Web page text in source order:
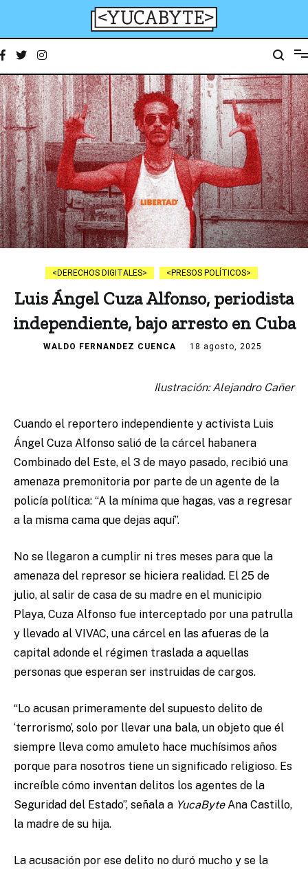
YucaByte
DERECHOS DIGITALES PRESOS POLÍTICOS
Luis Ángel Cuza Alfonso, periodista
independiente, bajo arresto en Cuba
WALDO FERNANDEZ CUENCA 18 agosto, 2025
Ilustración: Alejandro Cañer
Cuando el reportero independiente y activista Luis
Ángel Cuza Alfonso salió de la cárcel habanera
Combinado del Este, el 3 de mayo pasado, recibió una
amenaza premonitoria por parte de un agente de la
policía política: “A la mínima que hagas, vas a regresar
a la misma cama que dejas aquí”.
No se llegaron a cumplir ni tres meses para que la
amenaza del represor se hiciera realidad. El 25 de
julio, al salir de casa de su madre en el municipio
Playa, Cuza Alfonso fue interceptado por una patrulla
y llevado al VIVAC, una cárcel en las afueras de la
capital adonde el régimen traslada a aquellas
personas que esperan ser instruidas de cargos.
“Lo acusan primeramente del supuesto delito de
‘terrorismo’, solo por llevar una bala, un objeto que él
siempre lleva como amuleto hace muchísimos años
porque para nosotros tiene un significado religioso. Es
increíble cómo inventan delitos los agentes de la
Seguridad del Estado”, señala a YucaByteAna Castillo,
la madre de su hija.
La acusación por ese delito no duró mucho y se la